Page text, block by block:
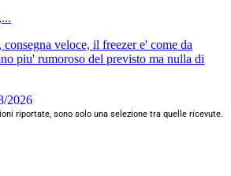
riportate, sono solo una selezione tra quelle ricevute.